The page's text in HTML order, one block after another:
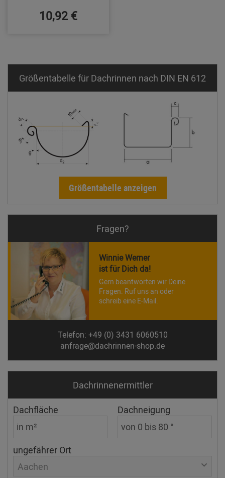
10,92 €
Größentabelle für Dachrinnen nach DIN EN 612
Größentabelle anzeigen
Fragen?
Winnie Werner
ist für Dich da!
Gern beantworten wir Deine
Fragen. Ruf uns an oder
schreib eine E-Mail.
Telefon: +49 (0) 3431 6060510
anfrage@dachrinnen-shop.de
Dachrinnen­ermittler
Dachfläche Dachneigung
ungefährer Ort
Aachen